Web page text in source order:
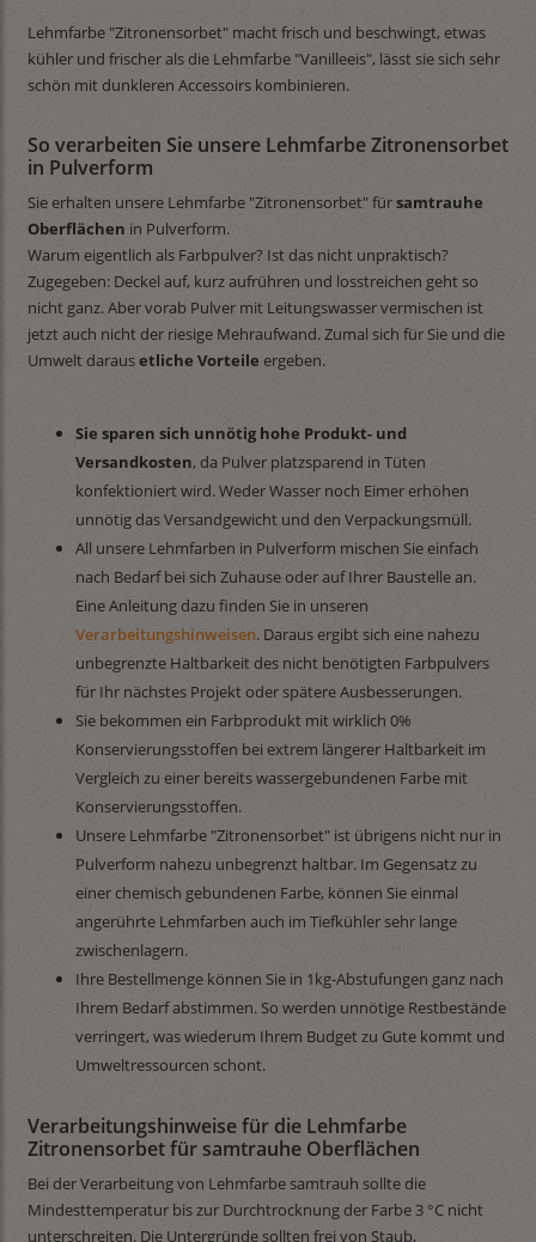
Lehmfarbe "Zitronensorbet" macht frisch und beschwingt, etwas
kühler und frischer als die Lehmfarbe "Vanilleeis", lässt sie sich sehr
schön mit dunkleren Accessoirs kombinieren.
So verarbeiten Sie unsere Lehmfarbe Zitronensorbet
in Pulverform
Sie erhalten unsere Lehmfarbe "Zitronensorbet" fürsamtrauhe
Oberflächen in Pulverform.
Warum eigentlich als Farbpulver? Ist das nicht unpraktisch?
Zugegeben: Deckel auf, kurz aufrühren und losstreichen geht so
nicht ganz. Aber vorab Pulver mit Leitungswasser vermischen ist
jetzt auch nicht der riesige Mehraufwand. Zumal sich für Sie und die
Umwelt darausetliche Vorteile ergeben.
Sie sparen sich unnötig hohe Produkt- und
Versandkosten, da Pulver platzsparend in Tüten
konfektioniert wird. Weder Wasser noch Eimer erhöhen
unnötig das Versandgewicht und den Verpackungsmüll.
All unsere Lehmfarben in Pulverform mischen Sie einfach
nach Bedarf bei sich Zuhause oder auf Ihrer Baustelle an.
Eine Anleitung dazu finden Sie in unseren
Verarbeitungshinweisen. Daraus ergibt sich eine nahezu
unbegrenzte Haltbarkeit des nicht benötigten Farbpulvers
für Ihr nächstes Projekt oder spätere Ausbesserungen.
Sie bekommen ein Farbprodukt mit wirklich 0%
Konservierungsstoffen bei extrem längerer Haltbarkeit im
Vergleich zu einer bereits wassergebundenen Farbe mit
Konservierungsstoffen.
Unsere Lehmfarbe "Zitronensorbet" ist übrigens nicht nur in
Pulverform nahezu unbegrenzt haltbar. Im Gegensatz zu
einer chemisch gebundenen Farbe, können Sie einmal
angerührte Lehmfarben auch im Tiefkühler sehr lange
zwischenlagern.
Ihre Bestellmenge können Sie in 1kg-Abstufungen ganz nach
Ihrem Bedarf abstimmen. So werden unnötige Restbestände
verringert, was wiederum Ihrem Budget zu Gute kommt und
Umweltressourcen schont.
Verarbeitungshinweise für die Lehmfarbe
Zitronensorbet für samtrauhe Oberflächen
Bei der Verarbeitung von Lehmfarbe samtrauh sollte die
Mindesttemperatur bis zur Durchtrocknung der Farbe 3 °C nicht
unterschreiten. Die Untergründe sollten frei von Staub,